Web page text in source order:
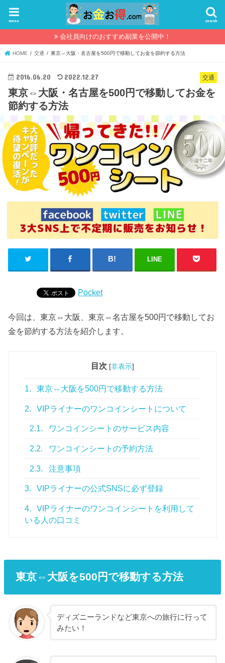
search
menu
会社員向けのおすすめ副業を公開中！
HOME 交通 東京⇔大阪・名古屋を500円で移動してお金を節約する方法
交通
2016.06.20 2022.12.27
東京⇔大阪・名古屋を500円で移動してお金を
節約する方法
LINE
Pocket
今回は、東京⇔大阪、東京⇔名古屋を500円で移動してお
金を節約する方法を紹介します。
目次 [非表示]
1. 東京⇔大阪を500円で移動する方法
2. VIPライナーのワンコインシートについて
2.1. ワンコインシートのサービス内容
2.2. ワンコインシートの予約方法
2.3. 注意事項
3. VIPライナーの公式SNSに必ず登録
4.
VIPライナーのワンコインシートを利用して
いる人の口コミ
東京⇔大阪を500円で移動する方法
ディズニーランドなど東京への旅行に行って
みたい！